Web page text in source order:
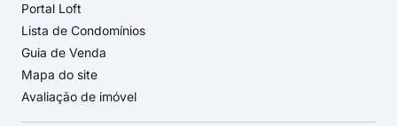
Portal Loft
Lista de Condomínios
Guia de Venda
Mapa do site
Avaliação de imóvel